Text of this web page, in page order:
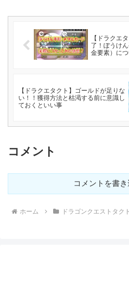
【ドラクエ
了！ぼうけ
金要素）に
【ドラクエタクト】ゴールドが足りな
い！！獲得方法と枯渇する前に意識し
ておくといい事
コメント
コメントを書き
ホーム ドラゴンクエストタクト